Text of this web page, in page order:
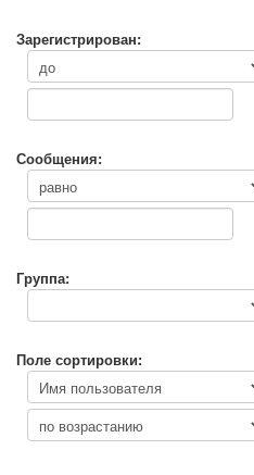
Зарегистрирован:
Сообщения:
Группа:
Поле сортировки: